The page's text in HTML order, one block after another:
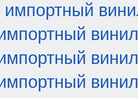
винил
винил
винил